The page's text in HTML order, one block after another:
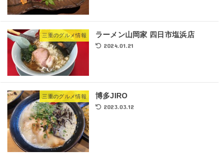
三重のグルメ情報 ラーメン山岡家 四日市塩浜店
2024.01.21
三重のグルメ情報 博多JIRO
2023.03.12